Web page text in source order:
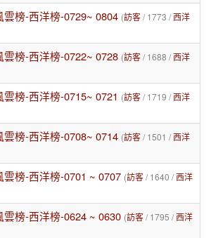
雲榜-西洋榜-0729~ 0804 (訪客/ 1773 /西洋
雲榜-西洋榜-0722~ 0728 (訪客/ 1688 /西洋
雲榜-西洋榜-0715~ 0721 (訪客/ 1719 /西洋
雲榜-西洋榜-0708~ 0714 (訪客/ 1501 /西洋
雲榜-西洋榜-0701 ~ 0707 (訪客/ 1640 /西洋
雲榜-西洋榜-0624 ~ 0630 (訪客/ 1795 /西洋